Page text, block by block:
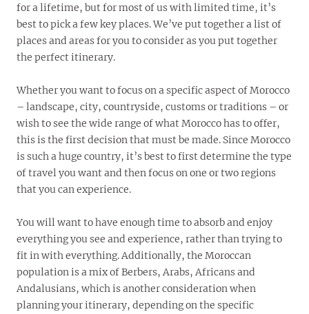
for a lifetime, but for most of us with limited time, it’s
best to pick a few key places. We’ve put together a list of
places and areas for you to consider as you put together
the perfect itinerary.
Whether you want to focus on a specific aspect of Morocco
– landscape, city, countryside, customs or traditions – or
wish to see the wide range of what Morocco has to offer,
this is the first decision that must be made. Since Morocco
is such a huge country, it’s best to first determine the type
of travel you want and then focus on one or two regions
that you can experience.
You will want to have enough time to absorb and enjoy
everything you see and experience, rather than trying to
fit in with everything. Additionally, the Moroccan
population is a mix of Berbers, Arabs, Africans and
Andalusians, which is another consideration when
planning your itinerary, depending on the specific